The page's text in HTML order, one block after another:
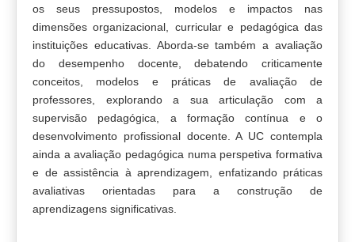
os seus pressupostos, modelos e impactos nas
dimensões organizacional, curricular e pedagógica das
instituições educativas. Aborda-se também a avaliação
do desempenho docente, debatendo criticamente
conceitos, modelos e práticas de avaliação de
professores, explorando a sua articulação com a
supervisão pedagógica, a formação contínua e o
desenvolvimento profissional docente. A UC contempla
ainda a avaliação pedagógica numa perspetiva formativa
e de assistência à aprendizagem, enfatizando práticas
avaliativas orientadas para a construção de
aprendizagens significativas.